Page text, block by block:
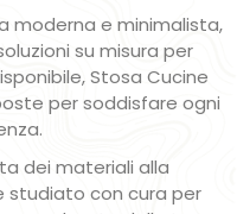
moderna e minimalista,
su misura per
Stosa Cucine
per soddisfare ogni
dei materiali alla
studiato con cura per